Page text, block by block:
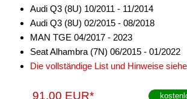
Handyhalterungen
iPod
Audi Q3 (8U) 10/2011 - 11/2014
Audi Q3 (8U) 02/2015 - 08/2018
MAN TGE 04/2017 - 2023
Seat Alhambra (7N) 06/2015 - 01/2022
Die vollständige List und Hinweise
91,00 EUR*